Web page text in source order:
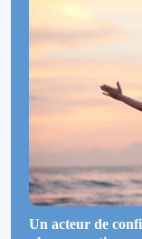
Un acteur de